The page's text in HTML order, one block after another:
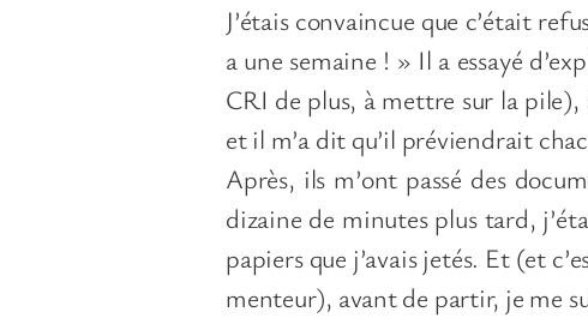
J’étais convaincue que c’était
a une semaine ! » Il a essayé
CRI de plus, à mettre sur la pile),
et il m’a dit qu’il préviendrait
Après, ils m’ont passé des
dizaine de minutes plus tard,
papiers que j’avais jetés. Et (et
menteur), avant de partir, je me